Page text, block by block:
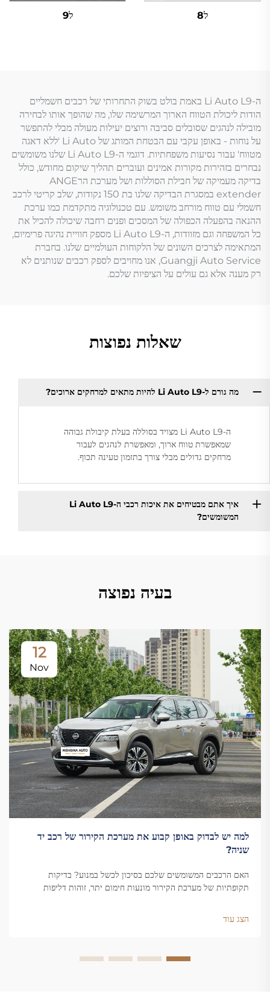
ל8 ל9
ה-Li Auto L9 באמת בולט בשוק התחרותי של רכבים חשמליים
הודות ליכולת הטווח הארוך המרשימה שלו, מה שהופך אותו לבחירה
מובילה לנהגים שסובלים סביבה ורוצים יעילות מעולה מבלי להתפשר
על נוחות - באופן עקבי עם הבטחת המותג של Li Auto 'ללא דאגה
מטווח' עבור נסיעות משפחתיות. דוגמי ה-Li Auto L9 שלנו משומשים
נבחרים בזהירות מקורות אמינים ועוברים תהליך שיקום מחודש, כולל
בדיקה מעמיקה של חבילת הסוללות ושל מערכת הרANGE
extender במסגרת הבדיקה שלנו בת 150 נקודות, שלב קריטי לרכב
חשמלי עם טווח מורחב משומש. עם טכנולוגיה מתקדמת כמו ערכת
ההנאה בהפעלה הכפולה של המסכים ופנים רחבה שיכולה להכיל את
כל המשפחה וגם מזוודות, ה-Li Auto L9 מספק חוויית נהיגה פרימיום,
המתאימה לצרכים השונים של הלקוחות העולמיים שלנו. בחברת
Guangji Auto Service, אנו מחויבים לספק רכבים שנותנים לא
רק מענה אלא גם עולים על הציפיות שלכם.
שאלות נפוצות
מה גורם ל-Li Auto L9 להיות מתאים למרחקים ארוכים?
ה-Li Auto L9 מצויד בסוללה בעלת קיבולת גבוהה
שמאפשרת טווח ארוך, ומאפשרת לנהגים לעבור
מרחקים גדולים מבלי צורך בתזמון טעינה תכוף.
איך אתם מבטיחים את איכות רכבי ה-Li Auto L9
המשומשים?
בעיה נפוצה
12
Nov
למה יש לבדוק באופן קבוע את מערכת הקירור של רכב יד
שניה?
האם הרכבים המשומשים שלכם בסיכון לכשל במנוע? בדיקות
תקופתיות של מערכת הקירור מונעות חימום יתר, זוהות דליפות
הצג עוד